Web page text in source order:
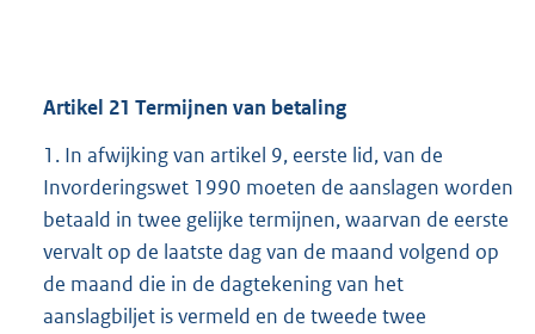
Artikel 21 Termijnen van betaling
1. In afwijking van artikel 9, eerste lid, van de
Invorderingswet 1990 moeten de aanslagen worden
betaald in twee gelijke termijnen, waarvan de eerste
vervalt op de laatste dag van de maand volgend op
de maand die in de dagtekening van het
aanslagbiljet is vermeld en de tweede twee